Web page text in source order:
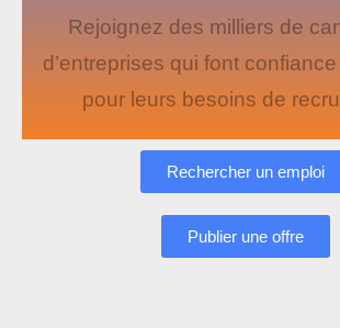
Rejoignez des milliers de
d’entreprises qui font
pour leurs besoins de
Rechercher un emploi
Publier une offre